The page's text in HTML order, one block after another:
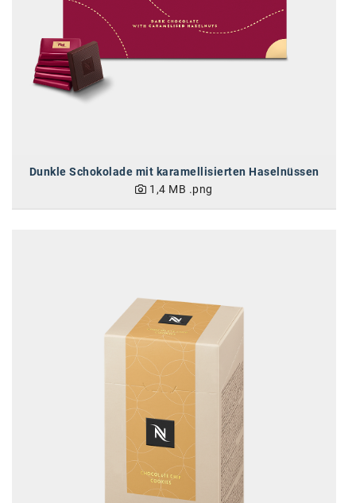
Dunkle Schokolade mit karamellisierten Haselnüssen
1,4 MB .png